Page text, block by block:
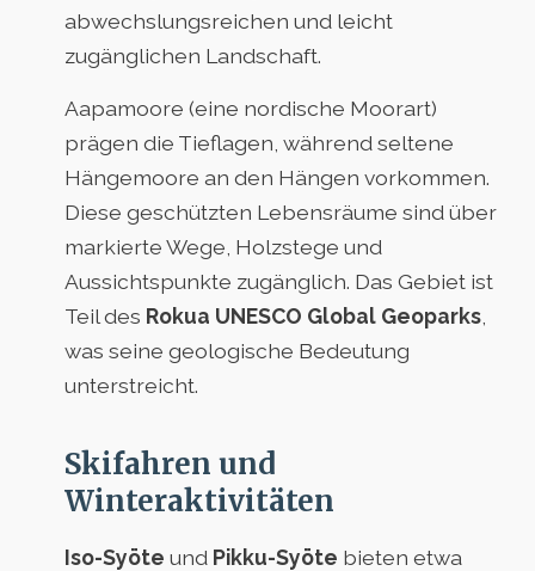
abwechslungsreichen und leicht
zugänglichen Landschaft.
Aapamoore (eine nordische Moorart)
prägen die Tieflagen, während seltene
Hängemoore an den Hängen vorkommen.
Diese geschützten Lebensräume sind über
markierte Wege, Holzstege und
Aussichtspunkte zugänglich. Das Gebiet ist
Teil des Rokua UNESCO Global Geoparks
was seine geologische Bedeutung
unterstreicht.
Skifahren und
Winteraktivitäten
Iso-Syöte und Pikku-Syöte bieten etwa